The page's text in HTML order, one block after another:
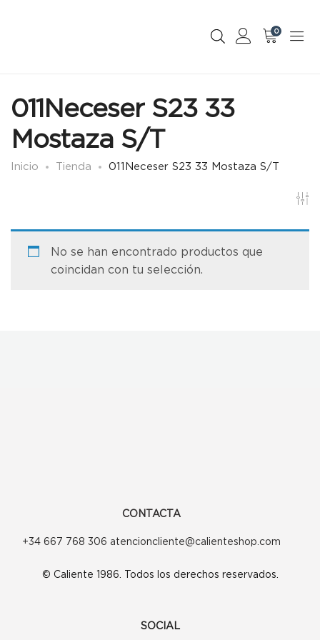
0
011Neceser S23 33
Mostaza S/T
Inicio Tienda 011Neceser S23 33 Mostaza S/T
No se han encontrado productos que
coincidan con tu selección.
CONTACTA
+34 667 768 306 atencioncliente@calienteshop.com
© Caliente 1986. Todos los derechos reservados.
SOCIAL